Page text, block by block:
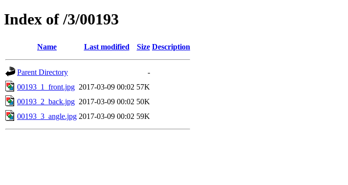
Index of /3/00193
Name Last modified Size Description
Parent Directory
-
00193_1_front.jpg 2017-03-09 00:02 57K
00193_2_back.jpg 2017-03-09 00:02 50K
00193_3_angle.jpg 2017-03-09 00:02 59K